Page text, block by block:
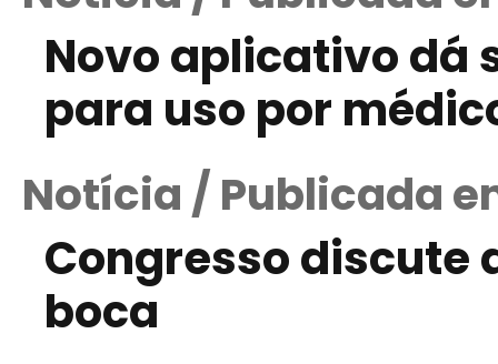
Novo aplicativo dá
para uso por
Notícia / Publicada
Congresso discute
boca